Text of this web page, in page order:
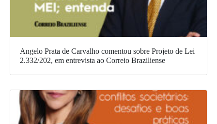
Angelo Prata de Carvalho comentou sobre Projeto de Lei
2.332/202, em entrevista ao Correio Braziliense